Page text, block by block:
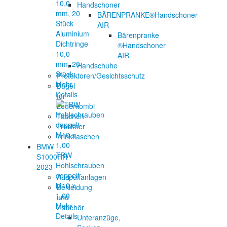
Handschoner
BÄRENPRANKE®Handschoner
AIR
Bärenpranke
®Handschoner
AIR
Handschuhe
Protektoren/Gesichtsschutz
Bügel
für
Lederkombi
Taschen
Trockner
Trinkflaschen
BMW
S1000RR
2023-
Auspuffanlagen
Bekleidung
und
Zubehör
Unteranzüge,
Aluminium
Dichtringe
10,0
mm, 20
Stück
Mehr
Details
TRW
Hohlschrauben
doppelt
M10 x
1,00
Mehr
Details